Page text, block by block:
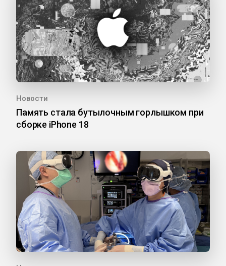
Новости
Память стала бутылочным горлышком при
сборке iPhone 18